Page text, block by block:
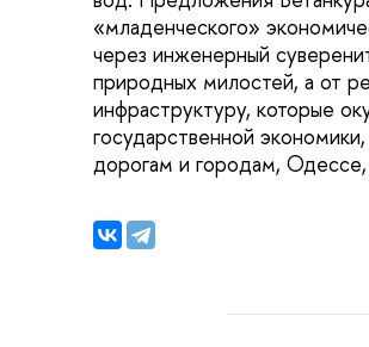
«младенческого»
через инженерный
природных милостей, а от
инфраструктуру, которые
государственной
дорогам и городам,